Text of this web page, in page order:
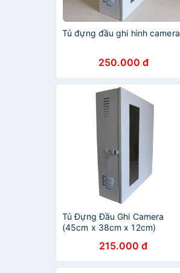
Tủ đựng đầu ghi hình camera
250.000 đ
Tủ Đựng Đầu Ghi Camera
(45cm x 38cm x 12cm)
215.000 đ